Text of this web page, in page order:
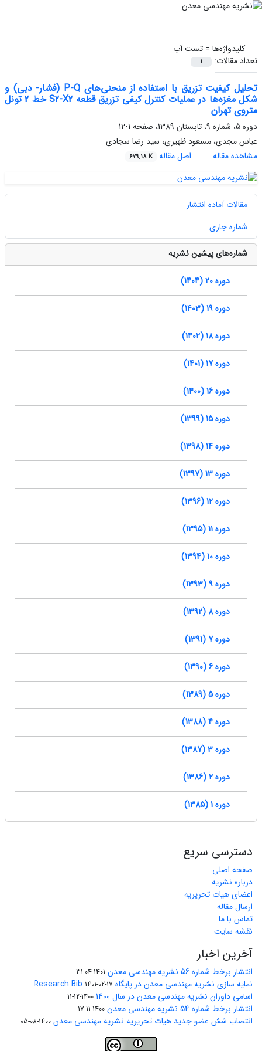
کلیدواژه‌ها =تست آب
تعداد مقالات:
1
تحلیل کیفیت تزریق با استفاده از منحنی‌های P-Q (فشار- دبی) و
شکل مغزه‌ها در عملیات کنترل کیفی تزریق قطعه S2-X2 خط 2 تونل
متروی تهران
دوره 5، شماره 9، تابستان 1389، صفحه
1-12
عباس مجدی، مسعود ظهیری، سید رضا سجادی
مشاهده مقاله
اصل مقاله 679.18 K
مقالات آماده انتشار
شماره جاری
شماره‌های پیشین نشریه
دوره 20 (1404)
دوره 19 (1403)
دوره 18 (1402)
دوره 17 (1401)
دوره 16 (1400)
دوره 15 (1399)
دوره 14 (1398)
دوره 13 (1397)
دوره 12 (1396)
دوره 11 (1395)
دوره 10 (1394)
دوره 9 (1393)
دوره 8 (1392)
دوره 7 (1391)
دوره 6 (1390)
دوره 5 (1389)
دوره 4 (1388)
دوره 3 (1387)
دوره 2 (1386)
دوره 1 (1385)
دسترسی سریع
صفحه اصلی
درباره نشریه
اعضای هیات تحریریه
ارسال مقاله
تماس با ما
نقشه سایت
آخرین اخبار
انتشار برخط شماره 56 نشریه مهندسی معدن 1401-04-31
نمایه سازی نشریه مهندسی معدن در پایگاه Research Bib 1401-02-17
اسامی داوران نشریه مهندسی معدن در سال 1400 1400-12-11
انتشار برخط شماره 54 نشریه مهندسی معدن 1400-11-17
انتصاب شش عضو جدید هیات تحریریه نشریه مهندسی معدن 1400-08-05